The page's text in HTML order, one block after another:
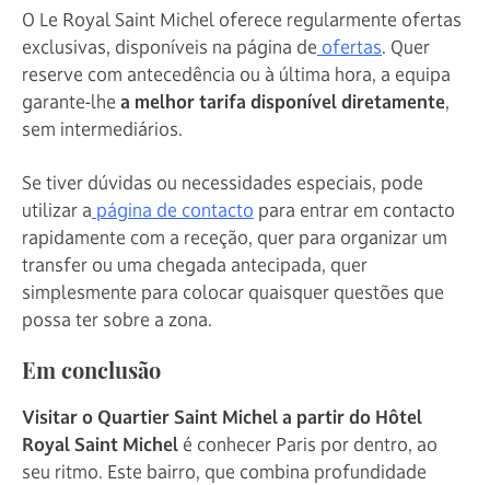
O Le Royal Saint Michel oferece regularmente ofertas
exclusivas, disponíveis na página de ofertas. Quer
reserve com antecedência ou à última hora, a equipa
garante-lhe a melhor tarifa disponível diretamente,
sem intermediários.
Se tiver dúvidas ou necessidades especiais, pode
utilizar a página de contacto para entrar em contacto
rapidamente com a receção, quer para organizar um
transfer ou uma chegada antecipada, quer
simplesmente para colocar quaisquer questões que
possa ter sobre a zona.
Em conclusão
Visitar o Quartier Saint Michel a partir do Hôtel
Royal Saint Michel é conhecer Paris por dentro, ao
seu ritmo. Este bairro, que combina profundidade